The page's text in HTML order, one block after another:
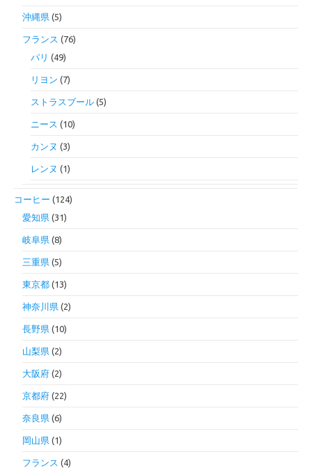
沖縄県 (5)
フランス (76)
パリ (49)
リヨン (7)
ストラスブール (5)
ニース (10)
カンヌ (3)
レンヌ (1)
コーヒー (124)
愛知県 (31)
岐阜県 (8)
三重県 (5)
東京都 (13)
神奈川県 (2)
長野県 (10)
山梨県 (2)
大阪府 (2)
京都府 (22)
奈良県 (6)
岡山県 (1)
フランス (4)